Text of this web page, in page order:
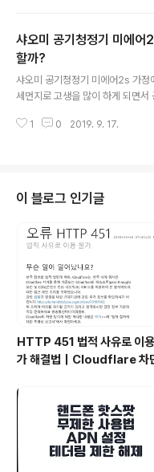
렴한 가격에 비해 깔끔한 인터페이
리고 높은 호환성 제품들이 있다는
에 출시한 미밴드4 정보를 알아보
미밴드3 리뷰 샤오미 미밴드3 구입
샤오미 미밴드3 한글 패치 한글화
성능 강력해진 아몰레드 터치 스크
샤오미 공기청정기 미에어
할까?
샤오미 공기청정기 미에어2s 가정
세먼지로 고생을 많이 하게 되면서
까? 이점이 궁금했고 구입하게 되
는데 샤오미 제품은 큐텐에서 구입
인 거 같습니다. 샤오미 미에어2s
고민하다가 이왕 사는 거 몇만 원
어2s 제품으로 구입했는데 박스가
니다. 직구품답게 박스는 살짝 누
에는 하자가 없었네요 박스를 개봉
1 0 2019. 9. 17.
이 블로그 인기글
HTTP 451 법적 사유로 이
가 해결법｜Cloudflare 차